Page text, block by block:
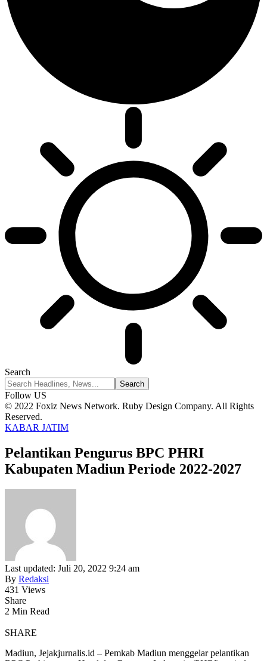
Search
Follow US
© 2022 Foxiz News Network. Ruby Design Company. All Rights
Reserved.
KABAR JATIM
Pelantikan Pengurus BPC PHRI
Kabupaten Madiun Periode 2022-2027
Last updated: Juli 20, 2022 9:24 am
By Redaksi
431 Views
Share
2 Min Read
SHARE
Madiun, Jejakjurnalis.id – Pemkab Madiun menggelar pelantikan